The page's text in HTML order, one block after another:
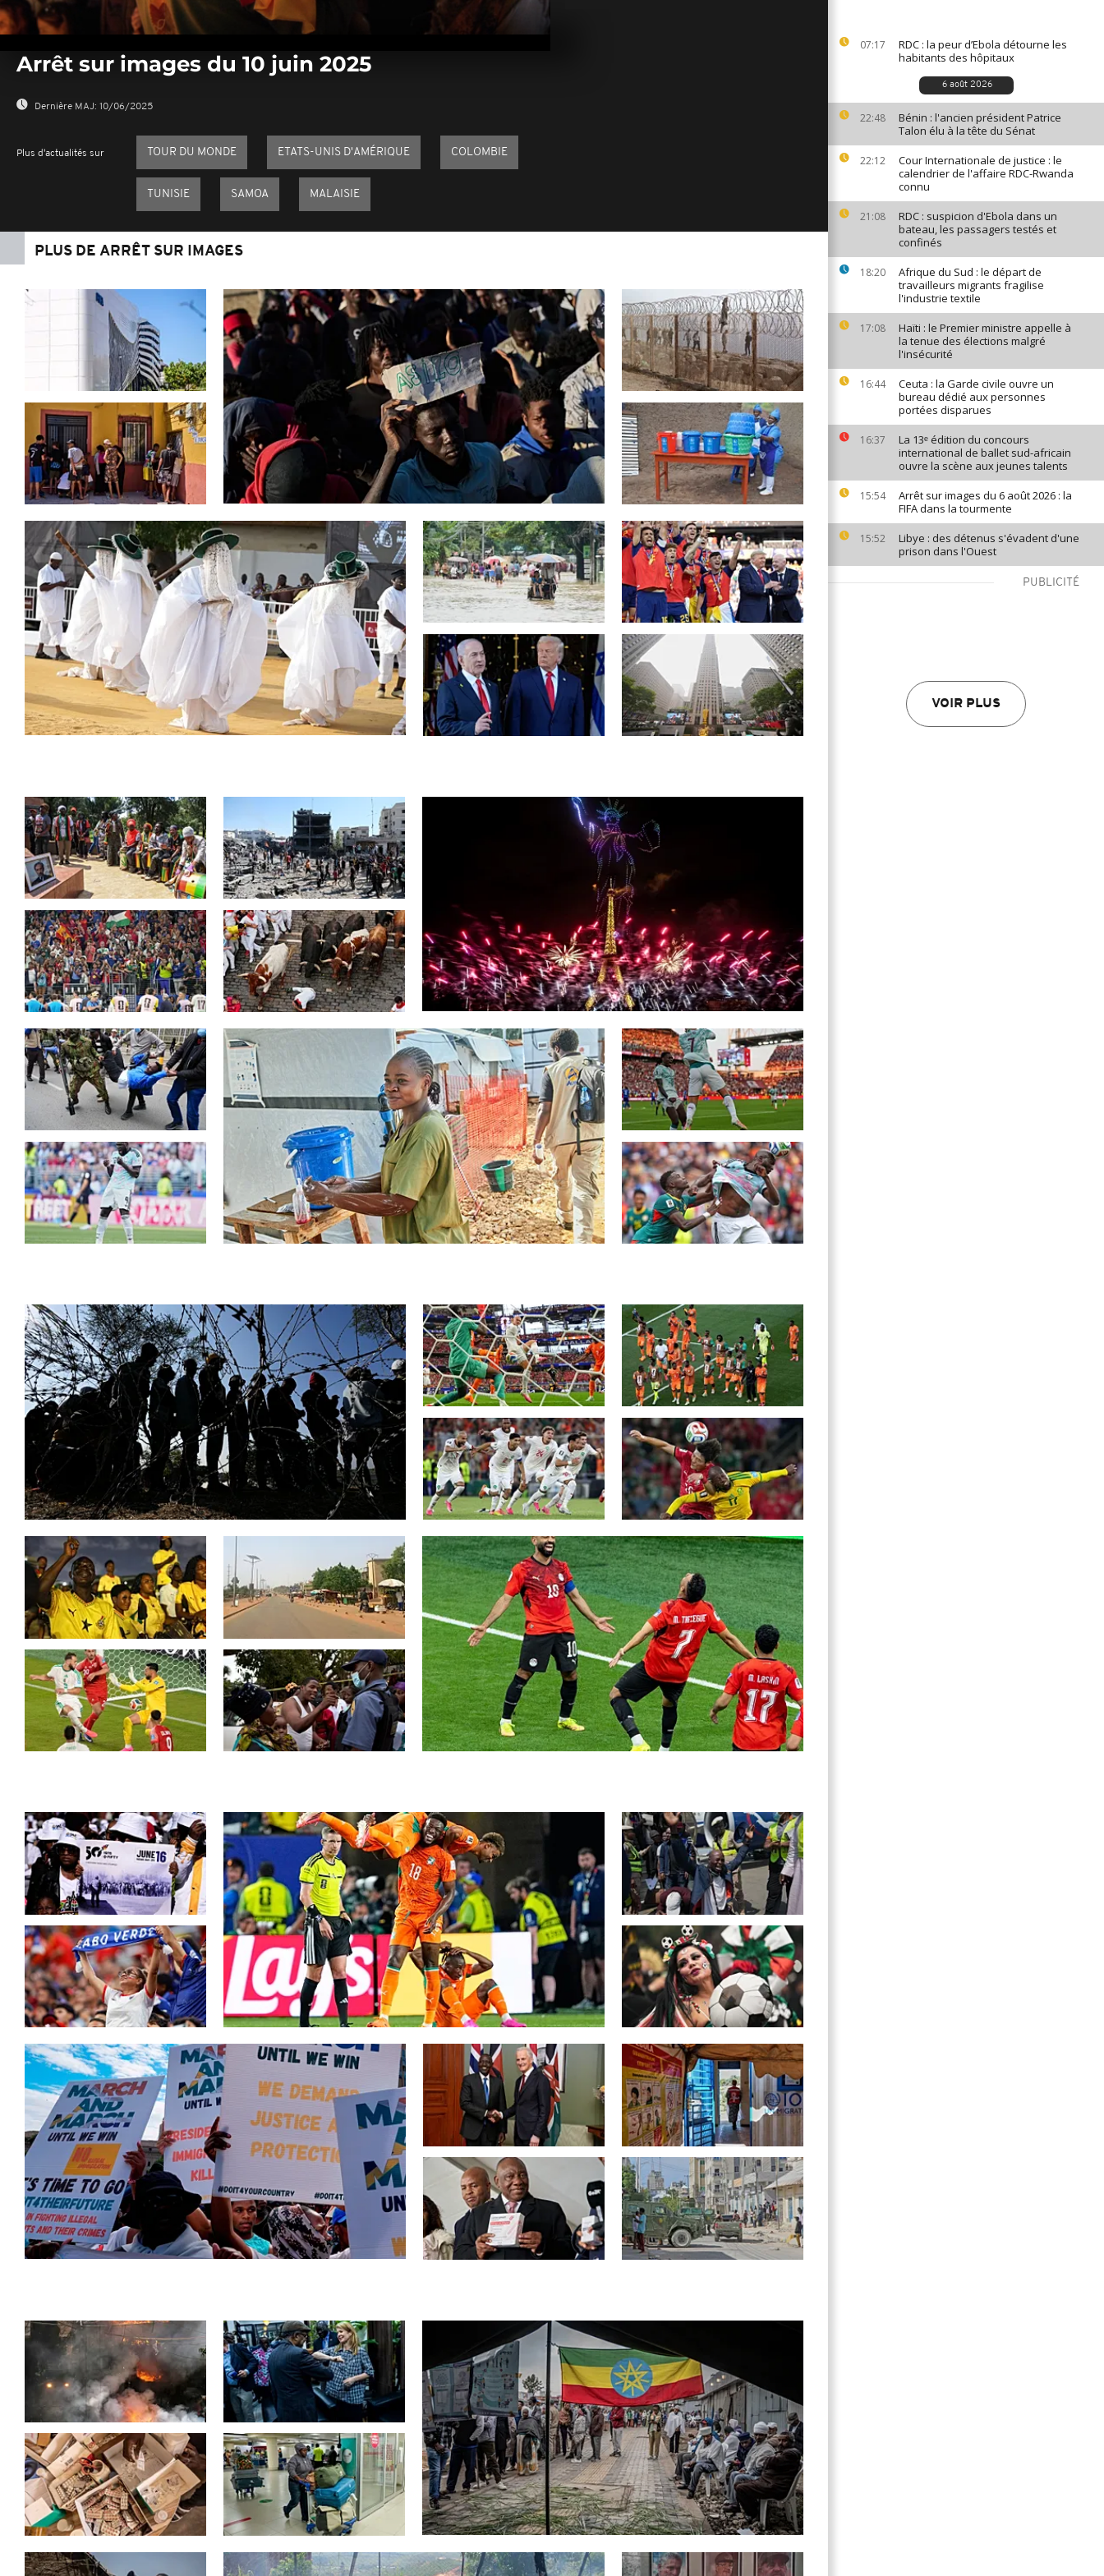
07:17
RDC : la peur d’Ebola détourne les
habitants des hôpitaux
6 août 2026
22:48
Bénin : l'ancien président Patrice
Talon élu à la tête du Sénat
22:12
Cour Internationale de justice : le
calendrier de l'affaire RDC-Rwanda
connu
21:08
RDC : suspicion d'Ebola dans un
bateau, les passagers testés et
confinés
18:20
Afrique du Sud : le départ de
travailleurs migrants fragilise
l'industrie textile
17:08
Haïti : le Premier ministre appelle à
la tenue des élections malgré
l'insécurité
16:44
Ceuta : la Garde civile ouvre un
bureau dédié aux personnes
portées disparues
16:37
La 13ᵉ édition du concours
international de ballet sud-africain
ouvre la scène aux jeunes talents
15:54
Arrêt sur images du 6 août 2026 : la
FIFA dans la tourmente
15:52
Libye : des détenus s'évadent d'une
prison dans l'Ouest
PUBLICITÉ
VOIR PLUS
seconds
0%
Arrêt sur images du 10 juin 2025
Dernière MAJ: 10/06/2025
Plus d'actualités sur TOUR DU MONDE ETATS-UNIS D'AMÉRIQUE COLOMBIE
TUNISIE SAMOA MALAISIE
PLUS DE ARRÊT SUR IMAGES